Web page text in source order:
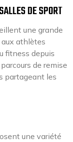
DE SPORT
une grande
athlètes
fitness depuis
de remise
partageant les
une variété